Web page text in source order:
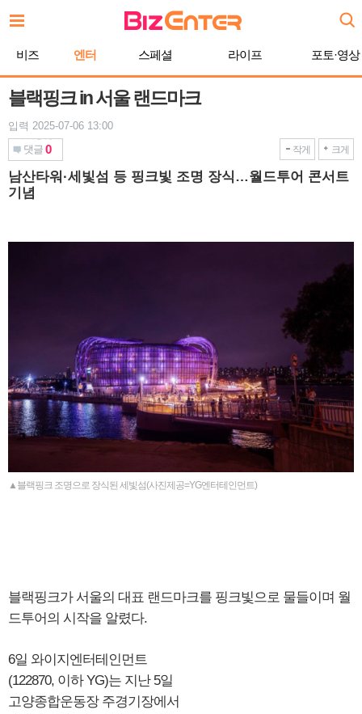
문
비즈 엔터 스페셜 라이프 포토·영상
블랙핑크 in 서울 랜드마크
입력 2025-07-06 13:00
댓글 0 작게 크게
남산타워·세빛섬 등 핑크빛 조명 장식…월드투어 콘서트
기념
▲블랙핑크 조명으로 장식된 세빛섬(사진제공=YG엔터테인먼트)
블랙핑크가 서울의 대표 랜드마크를 핑크빛으로 물들이며 월
드투어의 시작을 알렸다.
6일 와이지엔터테인먼트
(122870, 이하 YG)는 지난 5일
고양종합운동장 주경기장에서